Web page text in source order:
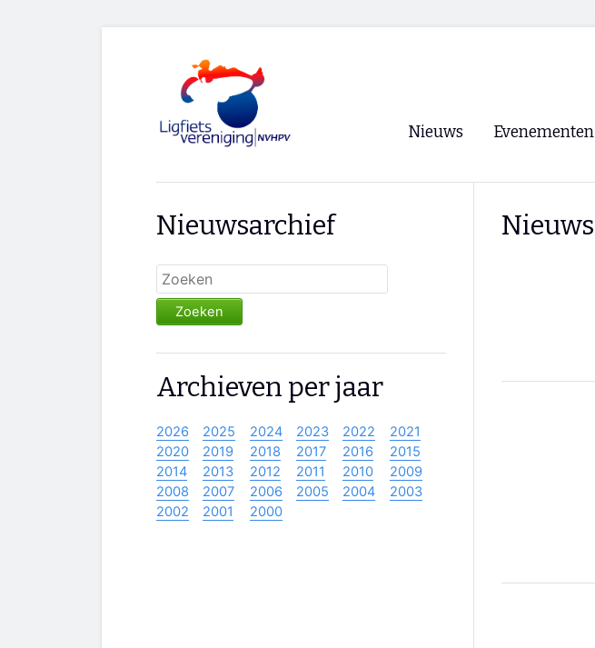
Nieuws Evenementen
Nieuws
Nieuwsarchief
Zoeken
Archieven per jaar
2026 2025 2024 2023 2022
2021
2020
2019 2018 2017 2016
2015
2014
2013 2012 2011 2010
2009
2008
2007 2006 2005 2004
2003
2002
2001 2000